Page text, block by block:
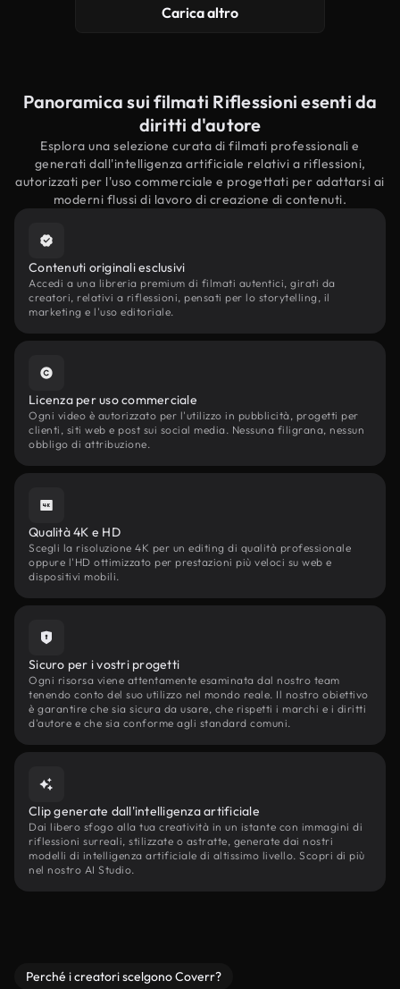
Carica altro
Panoramica sui filmati Riflessioni esenti da
diritti d'autore
Esplora una selezione curata di filmati professionali e
generati dall'intelligenza artificiale relativi a riflessioni,
autorizzati per l'uso commerciale e progettati per adattarsi ai
moderni flussi di lavoro di creazione di contenuti.
Contenuti originali esclusivi
Accedi a una libreria premium di filmati autentici, girati da
creatori, relativi a riflessioni, pensati per lo storytelling, il
marketing e l'uso editoriale.
Licenza per uso commerciale
Ogni video è autorizzato per l'utilizzo in pubblicità, progetti per
clienti, siti web e post sui social media. Nessuna filigrana, nessun
obbligo di attribuzione.
Qualità 4K e HD
Scegli la risoluzione 4K per un editing di qualità professionale
oppure l'HD ottimizzato per prestazioni più veloci su web e
dispositivi mobili.
Sicuro per i vostri progetti
Ogni risorsa viene attentamente esaminata dal nostro team
tenendo conto del suo utilizzo nel mondo reale. Il nostro obiettivo
è garantire che sia sicura da usare, che rispetti i marchi e i diritti
d'autore e che sia conforme agli standard comuni.
Clip generate dall'intelligenza artificiale
Dai libero sfogo alla tua creatività in un istante con immagini di
riflessioni surreali, stilizzate o astratte, generate dai nostri
modelli di intelligenza artificiale di altissimo livello. Scopri di più
nel nostro AI Studio.
Perché i creatori scelgono Coverr?